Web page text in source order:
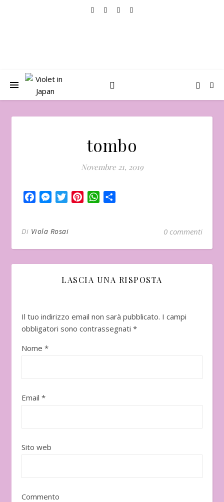
tombo
Novembre 21, 2019
FacebookMessenger
TwitterPinterestWhatsApp
Di Viola Rosai 0 commenti
LASCIA UNA RISPOSTA
Il tuo indirizzo email non sarà pubblicato. I campi
obbligatori sono contrassegnati *
Nome *
Email *
Sito web
Commento